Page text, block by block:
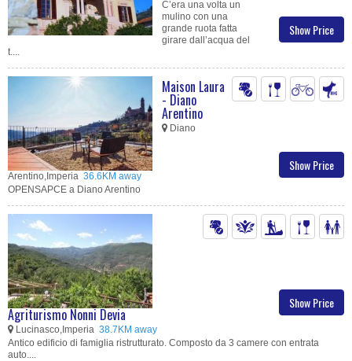
Show Price
C’era una volta un
mulino con una
grande ruota fatta
girare dall’acqua del
t....
Show Price
Maison Laura
- Diano
Arentino
Diano
Arentino,Imperia 36.6KM away
OPENSAPCE a Diano Arentino
Show Price
Agriturismo Nonni Devia
Lucinasco,Imperia 38.7KM away
Antico edificio di famiglia ristrutturato. Composto da 3 camere con entrata
auto....